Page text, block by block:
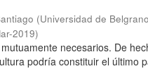
(Universidad de
2019)
necesarios. De
podría constituir el último